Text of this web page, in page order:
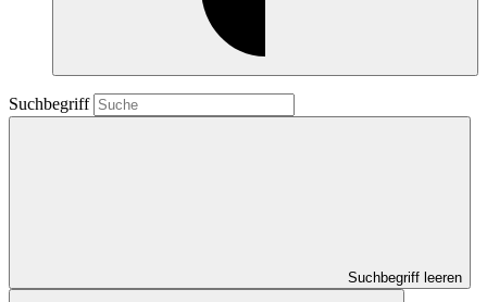
Suchbegriff
Suchbegriff leeren